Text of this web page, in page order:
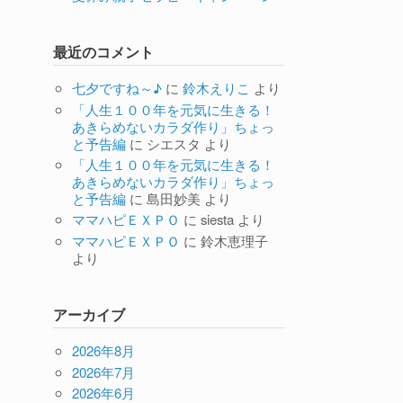
最近のコメント
七夕ですね～♪ に鈴木えりこ より
「人生１００年を元気に生きる！
あきらめないカラダ作り」ちょっ
と予告編 に シエスタ より
「人生１００年を元気に生きる！
あきらめないカラダ作り」ちょっ
と予告編 に島田妙美 より
ママハピＥＸＰＯ にsiesta より
ママハピＥＸＰＯ に鈴木恵理子
より
アーカイブ
2026年8月
2026年7月
2026年6月